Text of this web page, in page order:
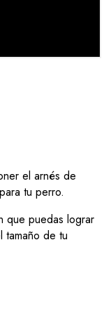
el arnés de
tu perro.
que puedas lograr
tamaño de tu